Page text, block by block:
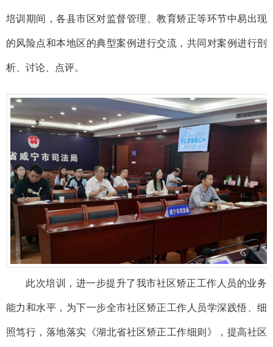
培训期间，各县市区对监督管理、教育矫正等环节中易出现
的风险点和本地区的典型案例进行交流，共同对案例进行剖
析、讨论、点评。
此次培训，进一步提升了我市社区矫正工作人员的业务
能力和水平，为下一步全市社区矫正工作人员学深践悟、细
照笃行，落地落实《湖北省社区矫正工作细则》，提高社区